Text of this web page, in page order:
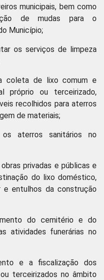
municipais, bem como
de mudas para o
Município;
os serviços de limpeza
coleta de lixo comum e
próprio ou terceirizado,
recolhidos para aterros
de materiais;
aterros sanitários no
privadas e públicas e
do lixo doméstico,
e entulhos da construção
do cemitério e do
atividades funerárias no
e a fiscalização dos
terceirizados no âmbito